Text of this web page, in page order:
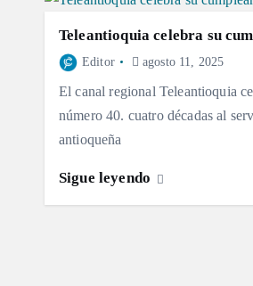
Teleantioquia celebra su
Editor agosto 11, 2025
El canal regional Teleantioquia
número 40. cuatro décadas al
antioqueña
Sigue leyendo